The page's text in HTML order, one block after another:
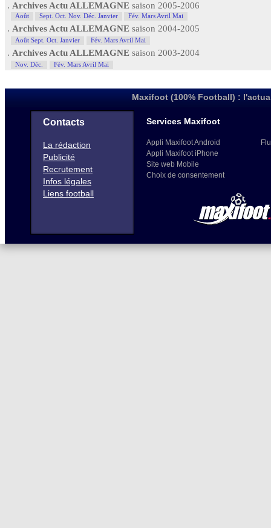
. Archives Actu ALLEMAGNE saison 2005-2006
Août Sept. Oct. Nov. Déc. Janvier Fév. Mars Avril Mai
. Archives Actu ALLEMAGNE saison 2004-2005
Août Sept. Oct. Janvier Fév. Mars Avril Mai
. Archives Actu ALLEMAGNE saison 2003-2004
Nov. Déc. Fév. Mars Avril Mai
Maxifoot (100% Football) :
Contacts
La rédaction
Publicité
Recrutement
Infos légales
Liens football
Services Maxifoot
Appli Maxifoot Android
Appli Maxifoot iPhone
Site web Mobile
Choix de consentement